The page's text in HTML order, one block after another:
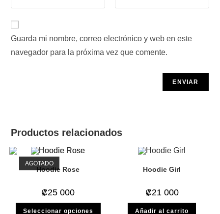
Guarda mi nombre, correo electrónico y web en este
navegador para la próxima vez que comente.
Productos relacionados
AGOTADO
Hoodie Rose
₡25 000
Seleccionar opciones
Hoodie Girl
₡21 000
Añadir al carrito